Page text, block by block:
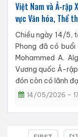
Việt Nam và Ả-
vực Văn hóa, Thể
Chiều ngày 14/5,
Phong đã có
Mohammed A.
Vương quốc Ả-
đón còn có lãnh
14/05/2026 -